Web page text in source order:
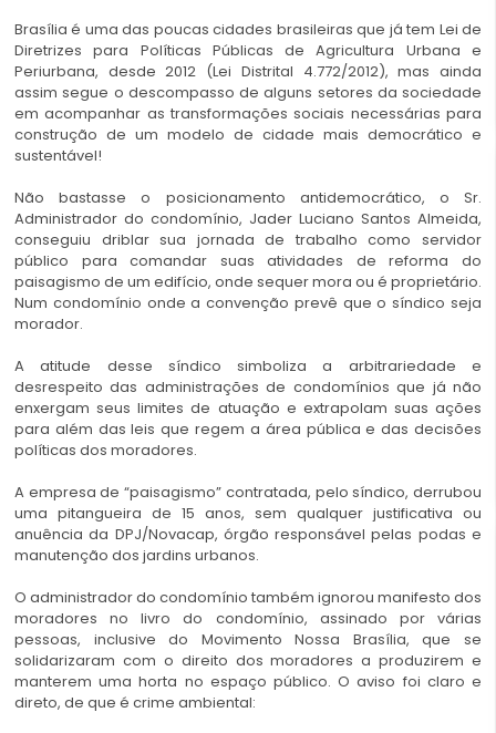
Brasília é uma das poucas cidades brasileiras que já tem Lei de
Diretrizes para Políticas Públicas de Agricultura Urbana e
Periurbana, desde 2012 (Lei Distrital 4.772/2012), mas ainda
assim segue o descompasso de alguns setores da sociedade
em acompanhar as transformações sociais necessárias para
construção de um modelo de cidade mais democrático e
sustentável!
Não bastasse o posicionamento antidemocrático, o Sr.
Administrador do condomínio, Jader Luciano Santos Almeida,
conseguiu driblar sua jornada de trabalho como servidor
público para comandar suas atividades de reforma do
paisagismo de um edifício, onde sequer mora ou é proprietário.
Num condomínio onde a convenção prevê que o síndico seja
morador.
A atitude desse síndico simboliza a arbitrariedade e
desrespeito das administrações de condomínios que já não
enxergam seus limites de atuação e extrapolam suas ações
para além das leis que regem a área pública e das decisões
políticas dos moradores.
A empresa de “paisagismo” contratada, pelo síndico, derrubou
uma pitangueira de 15 anos, sem qualquer justificativa ou
anuência da DPJ/Novacap, órgão responsável pelas podas e
manutenção dos jardins urbanos.
O administrador do condomínio também ignorou manifesto dos
moradores no livro do condomínio, assinado por várias
pessoas, inclusive do Movimento Nossa Brasília, que se
solidarizaram com o direito dos moradores a produzirem e
manterem uma horta no espaço público. O aviso foi claro e
direto, de que é crime ambiental: